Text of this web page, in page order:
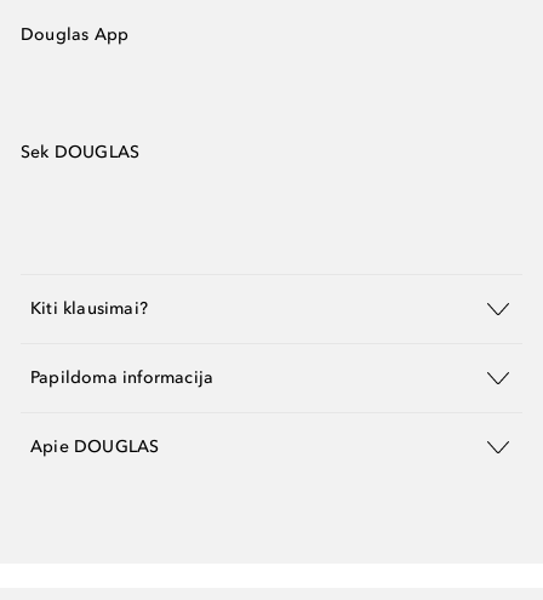
Douglas App
Sek DOUGLAS
Kiti klausimai?
Papildoma informacija
Apie DOUGLAS